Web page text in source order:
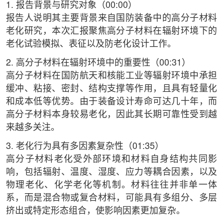
1. 报告背景与研究对象（00:00）
报告人说明其主要背景来自国防装备中的高分子材料
老化研究，本次汇报聚焦高分子材料在辐射环境下的
老化试验模拟、表征以及防老化设计工作。
2. 高分子材料在辐射环境中的重要性（00:31）
高分子材料在国防航天和核能工业等辐射环境中承担
缓冲、粘接、密封、结构支撑等作用，且具有轻量化
和成本低等优势。由于装备设计寿命可达几十年，而
高分子材料本身较易老化，因此其长期可靠性受到越
来越多关注。
3. 老化行为具有多因素复杂性（01:35）
高分子材料老化受外部环境和材料自身结构共同影
响，包括辐射、温度、湿度、应力等耦合因素，以及
物理老化、化学老化等机制。材料往往并非单一体
系，而是混合物或复合材料，可能具有多组分、多层
挤出或特定形态组合，使影响因素更加复杂。